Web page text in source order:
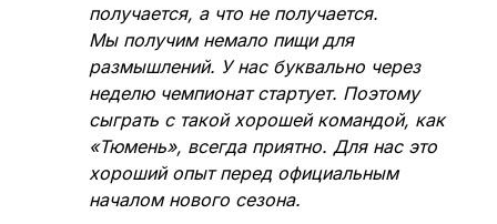
получается, а что не получается.
Мы получим немало пищи для
размышлений. У нас буквально через
неделю чемпионат стартует. Поэтому
сыграть с такой хорошей командой, как
«Тюмень», всегда приятно. Для нас это
хороший опыт перед официальным
началом нового сезона.